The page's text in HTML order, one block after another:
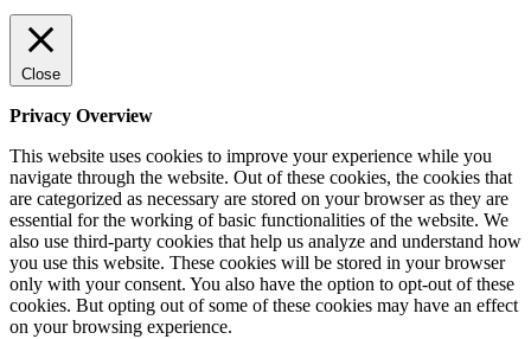
Close
Privacy Overview
This website uses cookies to improve your experience while you
navigate through the website. Out of these cookies, the cookies that
are categorized as necessary are stored on your browser as they are
essential for the working of basic functionalities of the website. We
also use third-party cookies that help us analyze and understand how
you use this website. These cookies will be stored in your browser
only with your consent. You also have the option to opt-out of these
cookies. But opting out of some of these cookies may have an effect
on your browsing experience.